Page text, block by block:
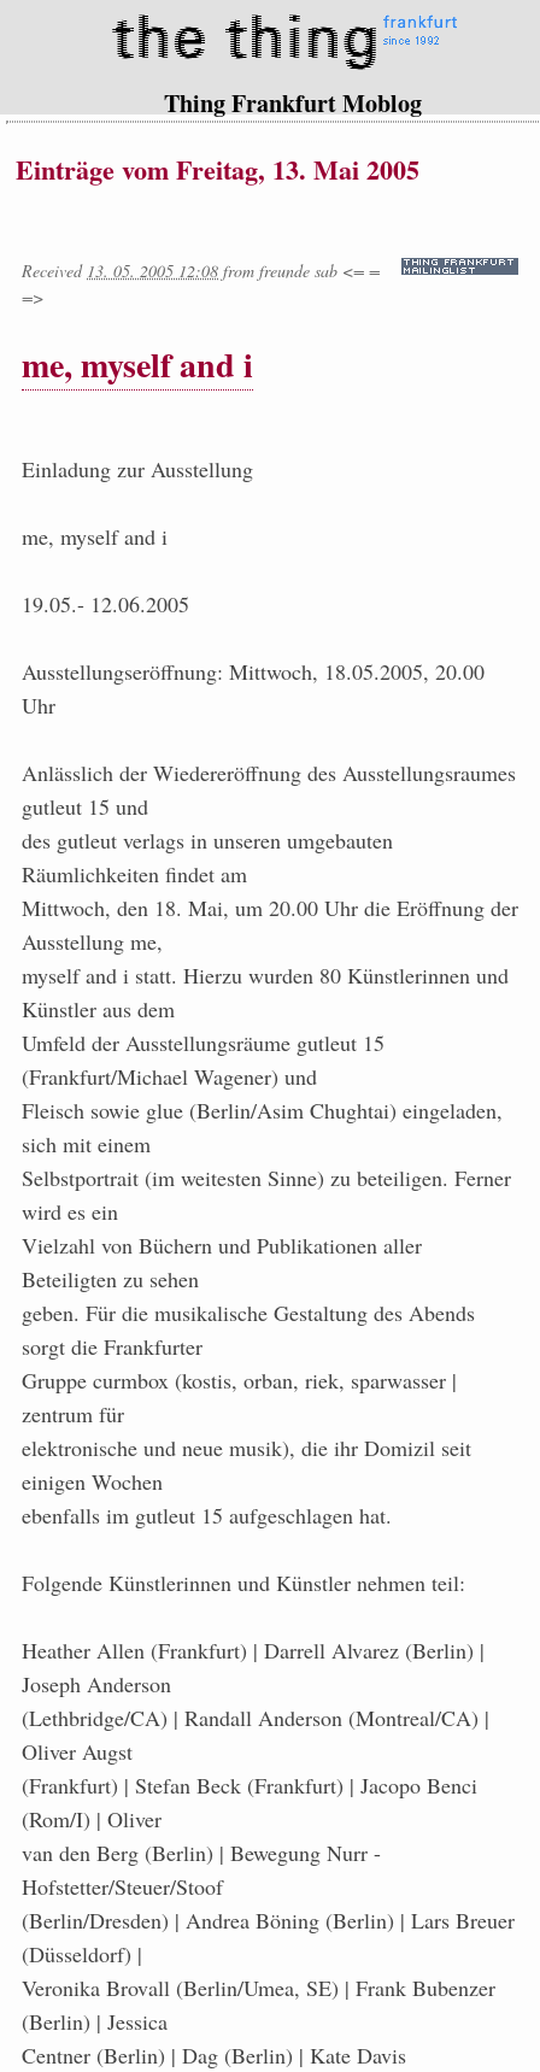
Thing Frankfurt Moblog
Einträge vom Freitag, 13. Mai 2005
Received 13. 05. 2005 12:08 from freunde sab <= =
=>
me, myself and i
Einladung zur Ausstellung
me, myself and i
19.05.- 12.06.2005
Ausstellungseröffnung: Mittwoch, 18.05.2005, 20.00
Uhr
Anlässlich der Wiedereröffnung des Ausstellungsraumes
gutleut 15 und
des gutleut verlags in unseren umgebauten
Räumlichkeiten findet am
Mittwoch, den 18. Mai, um 20.00 Uhr die Eröffnung der
Ausstellung me,
myself and i statt. Hierzu wurden 80 Künstlerinnen und
Künstler aus dem
Umfeld der Ausstellungsräume gutleut 15
(Frankfurt/Michael Wagener) und
Fleisch sowie glue (Berlin/Asim Chughtai) eingeladen,
sich mit einem
Selbstportrait (im weitesten Sinne) zu beteiligen. Ferner
wird es ein
Vielzahl von Büchern und Publikationen aller
Beteiligten zu sehen
geben. Für die musikalische Gestaltung des Abends
sorgt die Frankfurter
Gruppe curmbox (kostis, orban, riek, sparwasser |
zentrum für
elektronische und neue musik), die ihr Domizil seit
einigen Wochen
ebenfalls im gutleut 15 aufgeschlagen hat.
Folgende Künstlerinnen und Künstler nehmen teil:
Heather Allen (Frankfurt) | Darrell Alvarez (Berlin) |
Joseph Anderson
(Lethbridge/CA) | Randall Anderson (Montreal/CA) |
Oliver Augst
(Frankfurt) | Stefan Beck (Frankfurt) | Jacopo Benci
(Rom/I) | Oliver
van den Berg (Berlin) | Bewegung Nurr -
Hofstetter/Steuer/Stoof
(Berlin/Dresden) | Andrea Böning (Berlin) | Lars Breuer
(Düsseldorf) |
Veronika Brovall (Berlin/Umea, SE) | Frank Bubenzer
(Berlin) | Jessica
Centner (Berlin) | Dag (Berlin) | Kate Davis